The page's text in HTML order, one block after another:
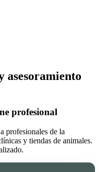
asesoramiento
profesional
profesionales de la
y tiendas de animales.